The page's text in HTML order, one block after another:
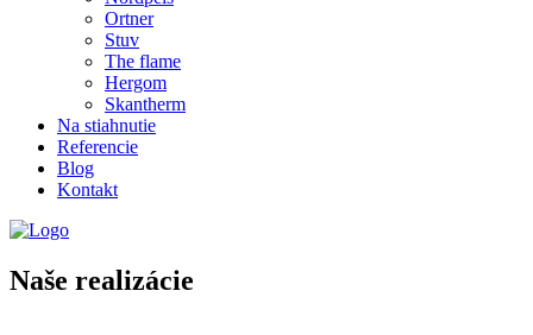
Ortner
Stuv
The flame
Hergom
Skantherm
Na stiahnutie
Referencie
Blog
Kontakt
Naše realizácie